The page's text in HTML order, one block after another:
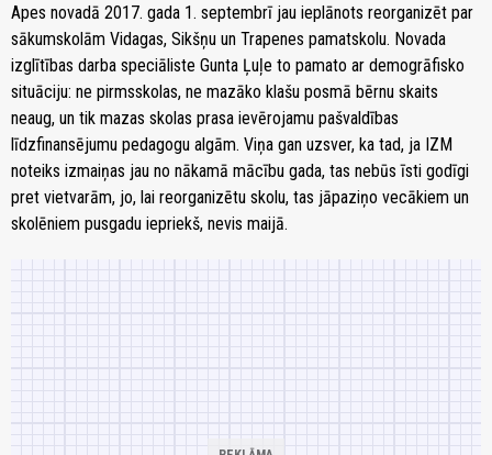
Apes novadā 2017. gada 1. septembrī jau ieplānots reorganizēt par
sākumskolām Vidagas, Sikšņu un Trapenes pamatskolu. Novada
izglītības darba speciāliste Gunta Ļuļe to pamato ar demogrāfisko
situāciju: ne pirmsskolas, ne mazāko klašu posmā bērnu skaits
neaug, un tik mazas skolas prasa ievērojamu pašvaldības
līdzfinansējumu pedagogu algām. Viņa gan uzsver, ka tad, ja IZM
noteiks izmaiņas jau no nākamā mācību gada, tas nebūs īsti godīgi
pret vietvarām, jo, lai reorganizētu skolu, tas jāpaziņo vecākiem un
skolēniem pusgadu iepriekš, nevis maijā.